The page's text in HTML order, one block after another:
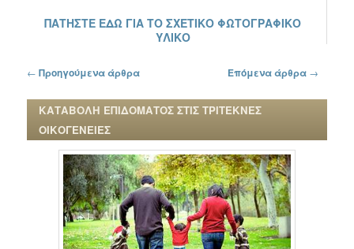
ΠΑΤΗΣΤΕ ΕΔΩ ΓΙΑ ΤΟ ΣΧΕΤΙΚΟ ΦΩΤΟΓΡΑΦΙΚΟ
ΥΛΙΚΟ
Πλοήγηση στα άρθρα
← Προηγούμενα άρθρα Επόμενα άρθρα →
ΚΑΤΑΒΟΛΗ ΕΠΙΔΟΜΑΤΟΣ ΣΤΙΣ ΤΡΙΤΕΚΝΕΣ
ΟΙΚΟΓΕΝΕΙΕΣ